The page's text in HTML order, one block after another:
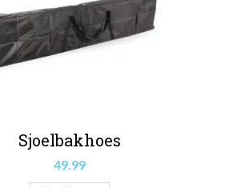
Sjoelbakhoes
49.99